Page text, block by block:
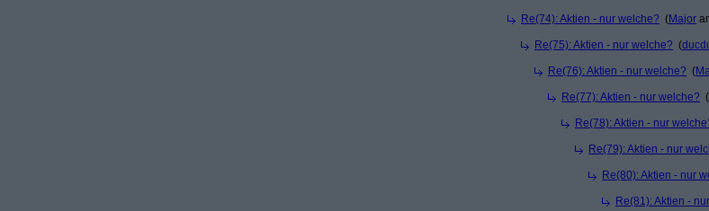
Re(74): Aktien - nur welche? (Major
Re(75): Aktien - nur welche? (
Re(76): Aktien - nur welche? (
Re(77): Aktien - nur welche? (
Re(78): Aktien - nur
Re(79): Aktien - nur
Re(80): Aktien - nur
Re(81): Aktien -